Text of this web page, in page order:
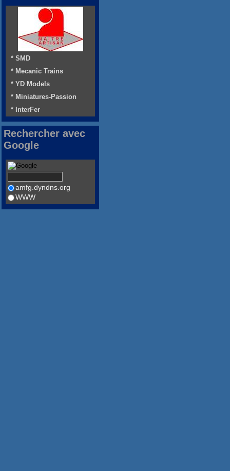
* SMD
* Mecanic Trains
* YD Models
* Miniatures-Passion
* InterFer
Rechercher avec
Google
amfg.dyndns.org
WWW